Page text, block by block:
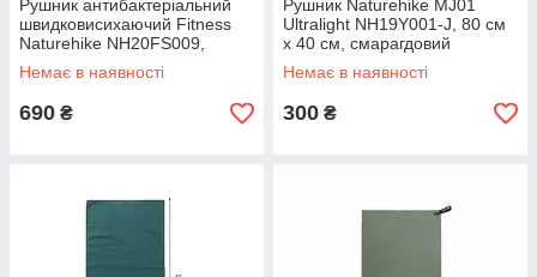
Рушник антибактеріальний
швидковисихаючий Fitness
Naturehike NH20FS009,
160*80, фіолетовий
Немає в наявності
690 ₴
Рушник Naturehike MJ01
Ultralight NH19Y001-J, 80 см
х 40 см, смарагдовий
Немає в наявності
300 ₴